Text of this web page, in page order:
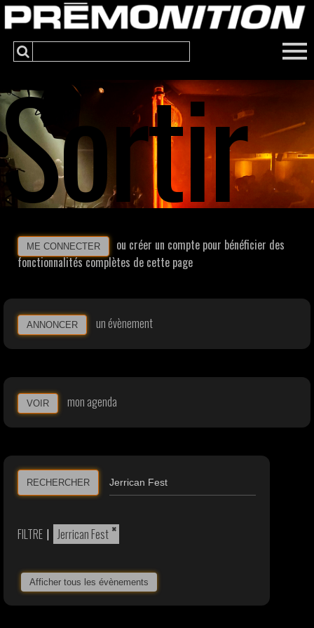
Sortir
ME CONNECTER
ou créer un compte pour bénéficier des
fonctionnalités complètes de cette page
ANNONCER un évènement
VOIR mon agenda
RECHERCHER
FILTRE | ×
Jerrican Fest
Afficher tous les évènements